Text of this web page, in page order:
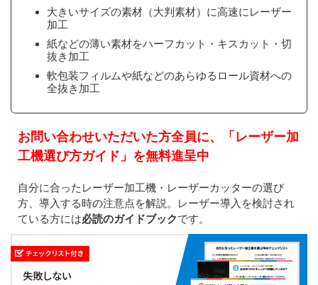
大きいサイズの素材（大判素材）に高速にレーザー
加工
紙などの薄い素材をハーフカット・キスカット・切
抜き加工
軟包装フィルムや紙などのあらゆるロール資材への
全抜き加工
お問い合わせいただいた方全員に、「レーザー加
工機選び方ガイド」を無料進呈中
自分に合ったレーザー加工機・レーザーカッターの選び
方、導入する時の注意点を解説。レーザー導入を検討され
ている方には必読のガイドブックです。